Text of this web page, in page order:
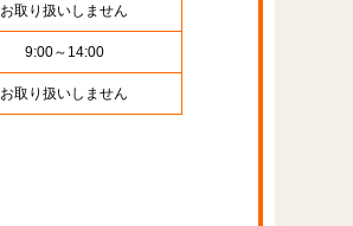
お取り扱いしません
9:00～14:00
お取り扱いしません